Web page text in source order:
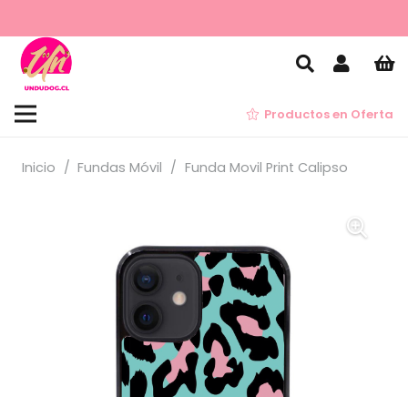
Productos en Oferta
Inicio / Fundas Móvil / Funda Movil Print Calipso